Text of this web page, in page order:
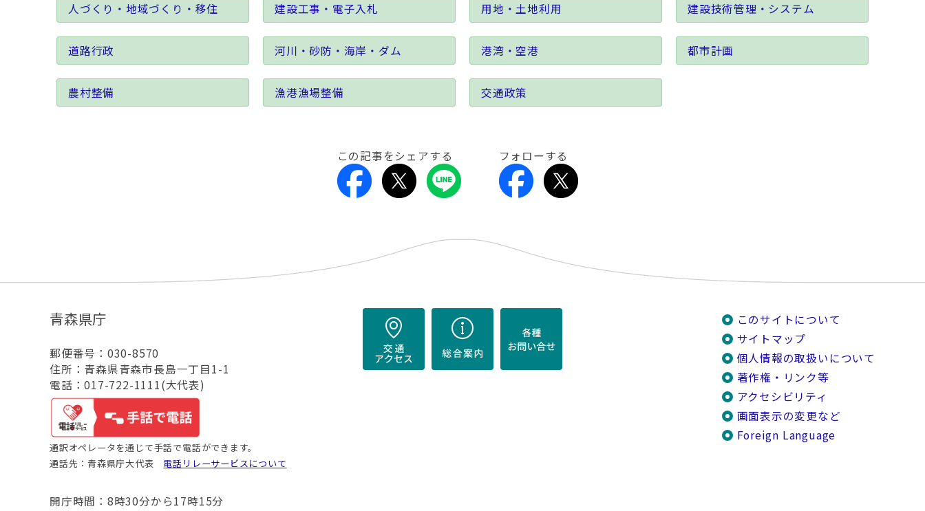
人づくり・地域づくり・移住 建設工事・電子入札 用地・土地利用 建設技術管理・システム
道路行政 河川・砂防・海岸・ダム 港湾・空港 都市計画
農村整備 漁港漁場整備 交通政策
この記事をシェアする フォローする
青森県庁
郵便番号：030-8570
住所：青森県青森市長島一丁目1-1
電話：017-722-1111(大代表)
通訳オペレータを通じて手話で電話ができます。
通話先：青森県庁大代表 電話リレーサービスについて
開庁時間：8時30分から17時15分
このサイトについて
サイトマップ
個人情報の取扱いについて
著作権・リンク等
アクセシビリティ
画面表示の変更など
Foreign Language